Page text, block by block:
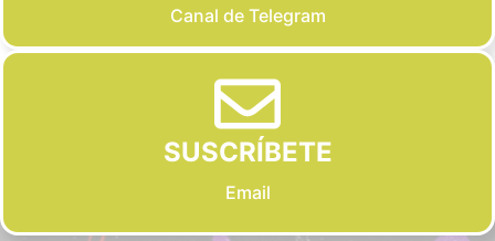
Canal de Telegram
SUSCRÍBETE
Email